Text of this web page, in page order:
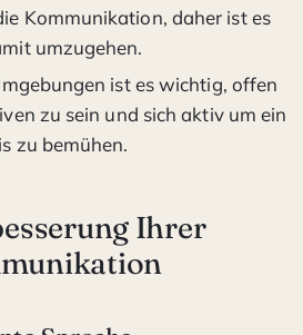
Kommunikation, daher ist es
umzugehen.
ist es wichtig, offen
zu sein und sich aktiv um ein
zu bemühen.
Ihrer